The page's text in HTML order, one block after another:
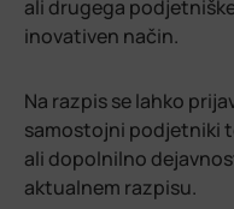
ali drugega
inovativen način.
Na razpis se lahko
samostojni podjetniki
ali dopolnilno
aktualnem razpisu.